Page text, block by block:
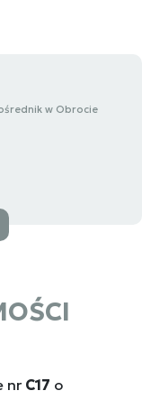
w Obrocie
nr C17 o